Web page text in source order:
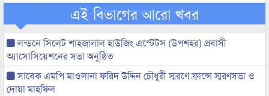
এই বিভাগের আরো খবর
লন্ডনে সিলেট শাহজালাল হাউজিং এস্টেটস (উপশহর) প্রবাসী
অ্যাসোসিয়েশনের সভা অনুষ্ঠিত
সাবেক এমপি মাওলানা ফরিদ উদ্দিন চৌধুরী স্মরণে ফ্রান্সে স্মরণসভা ও
দোয়া মাহফিল